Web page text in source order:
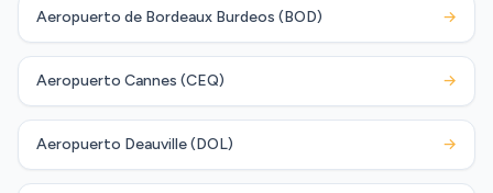
Aeropuerto de Bordeaux Burdeos (BOD) →
Aeropuerto Cannes (CEQ) →
Aeropuerto Deauville (DOL) →